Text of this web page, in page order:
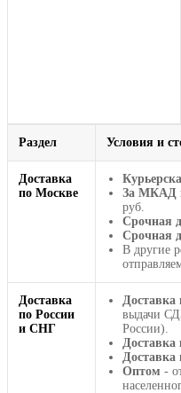
Раздел Условия и
Доставка
по Москве
За МКАД
руб.
Срочная
Срочная
В другие
Доставка
по России
и СНГ
Доставка
выдачи
России).
Оптом -